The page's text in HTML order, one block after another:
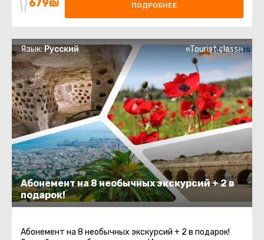
679₪ ПОДРОБНЕЕ
Абонемент на 8 необычных экскурсий + 2 в
подарок!
Язык: Русский «Tourist class»
Абонемент на 8 необычных экскурсий + 2 в подарок!